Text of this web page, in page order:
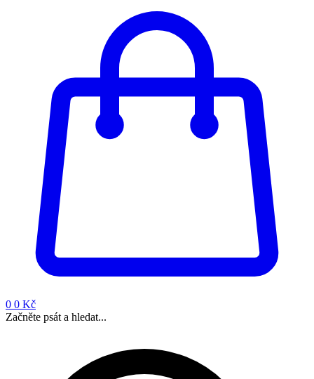
0 0 Kč
Začněte psát a hledat...